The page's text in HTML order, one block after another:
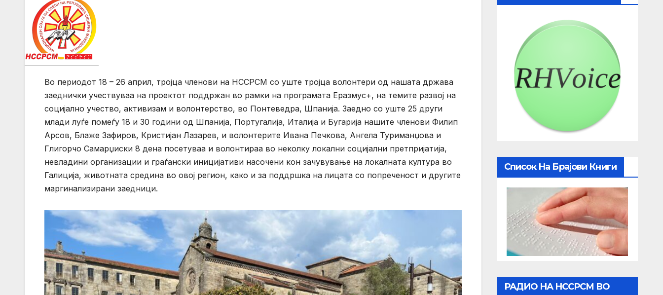
Во периодот 18 – 26 април, тројца членови на НССРСМ со уште тројца волонтери од нашата држава
заеднички учествуваа на проектот поддржан во рамки на програмата Еразмус+, на темите развој на
социјално учество, активизaм и волонтерство, во Понтеведра, Шпанија. Заедно со уште 25 други
млади луѓе помеѓу 18 и 30 години од Шпанија, Португалија, Италија и Бугарија нашите членови Филип
Арсов, Блаже Зафиров, Кристијан Лазарев, и волонтерите Ивана Печкова, Ангела Туриманџова и
Глигорчо Самарџиски 8 дена посетуваа и волонтираа во неколку локални социјални претпријатија,
невладини организации и граѓански иницијативи насочени кон зачувување на локалната култура во
Галиција, животната средина во овој регион, како и за поддршка на лицата со попреченост и другите
маргинализирани заедници.
Список На Брајови Книги
РАДИО НА НССРСМ ВО